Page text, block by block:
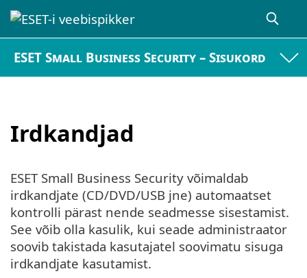
ESET Small Business Security – Sisukord
Irdkandjad
ESET Small Business Security võimaldab
irdkandjate (CD/DVD/USB jne) automaatset
kontrolli pärast nende seadmesse sisestamist.
See võib olla kasulik, kui seade administraator
soovib takistada kasutajatel soovimatu sisuga
irdkandjate kasutamist.